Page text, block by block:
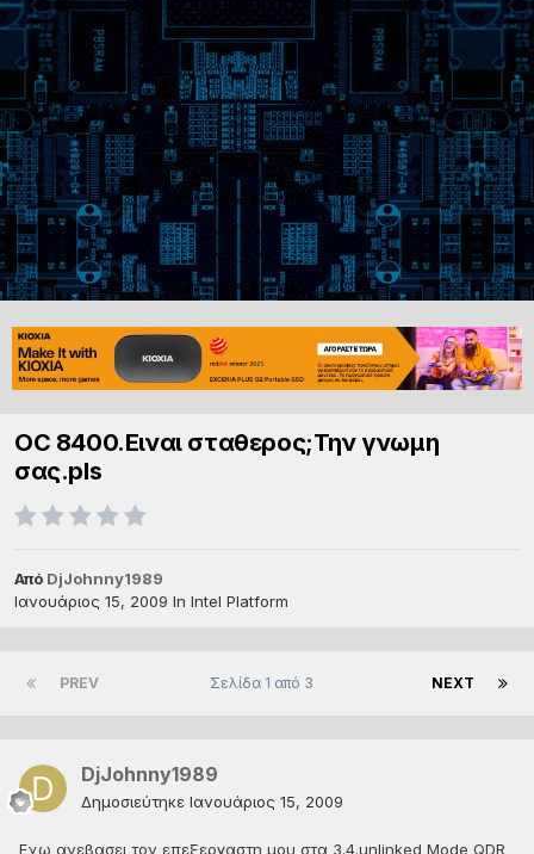
OC 8400.Ειναι σταθερος;Την γνωμη
σας.pls
Από DjJohnny1989
Ιανουάριος 15, 2009 In Intel Platform
PREV NEXT
Σελίδα 1 από 3
DjJohnny1989
Δημοσιεύτηκε Ιανουάριος 15, 2009
Εχω ανεβασει τον επεξεργαστη μου στα 3.4.unlinked Μode QDR